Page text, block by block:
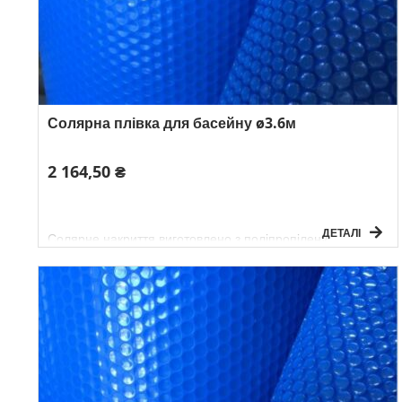
Солярна плівка для басейну ø3.6м
2 164,50 ₴
Солярне накриття виготовлено з поліпропілену,
деформується.
Має круглу форму синього кольору.
Розмір: Ø 3,6 м
Товщина: 180 мікр.
Вага: 1,7 кг
ДЕТАЛІ